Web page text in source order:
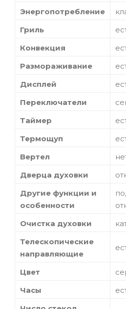
Энергопотребление
Гриль
Конвекция
Размораживание
Дисплей
Переключатели
Таймер
Термощуп
Вертел
Дверца духовки
Другие функции и
особенности
Очистка духовки
Телескопические
направляющие
Цвет
Часы